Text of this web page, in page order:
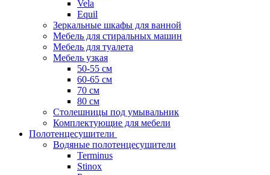
Vela
Equil
Зеркальные шкафы для ванной
Мебель для стиральных машин
Мебель для туалета
Мебель узкая
50-55 см
60-65 см
70 см
80 см
Столешницы под умывальник
Комплектующие для мебели
Полотенцесушители
Водяные полотенцесушители
Terminus
Stinox